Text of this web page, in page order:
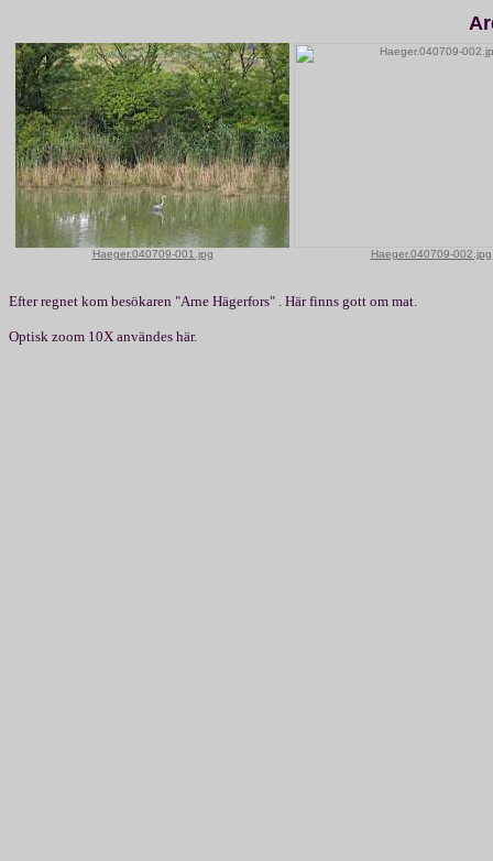
Haeger.040709-001.jpg Haeger.040709-002.jpg
Efter regnet kom besökaren "Arne Hägerfors" . Här finns gott om mat.
Optisk zoom 10X användes här.